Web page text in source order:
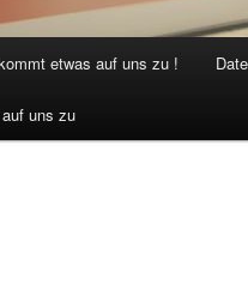
etwas auf uns zu !
uns zu